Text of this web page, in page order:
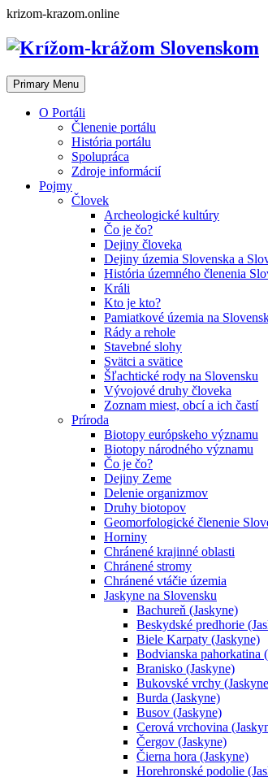
Skip
content
krizom-krazom.online
Primary Menu
O Portáli
Členenie portálu
História portálu
Spolupráca
Zdroje informácií
Pojmy
Človek
Archeologické kultúry
Čo je čo?
Dejiny človeka
Dejiny územia Slovenska a
História územného členenia
Králi
Kto je kto?
Pamiatkové územia na
Rády a rehole
Stavebné slohy
Svätci a svätice
Šľachtické rody na Slovensku
Vývojové druhy človeka
Zoznam miest, obcí a ich častí
Príroda
Biotopy európskeho významu
Biotopy národného významu
Čo je čo?
Dejiny Zeme
Delenie organizmov
Druhy biotopov
Geomorfologické členenie
Horniny
Chránené krajinné oblasti
Chránené stromy
Chránené vtáčie územia
Jaskyne na Slovensku
Bachureň (Jaskyne)
Beskydské predhorie
Biele Karpaty (Jaskyne)
Bodvianska pahorkatina
Branisko (Jaskyne)
Bukovské vrchy
Burda (Jaskyne)
Busov (Jaskyne)
Cerová vrchovina
Čergov (Jaskyne)
Čierna hora (Jaskyne)
Horehronské podolie